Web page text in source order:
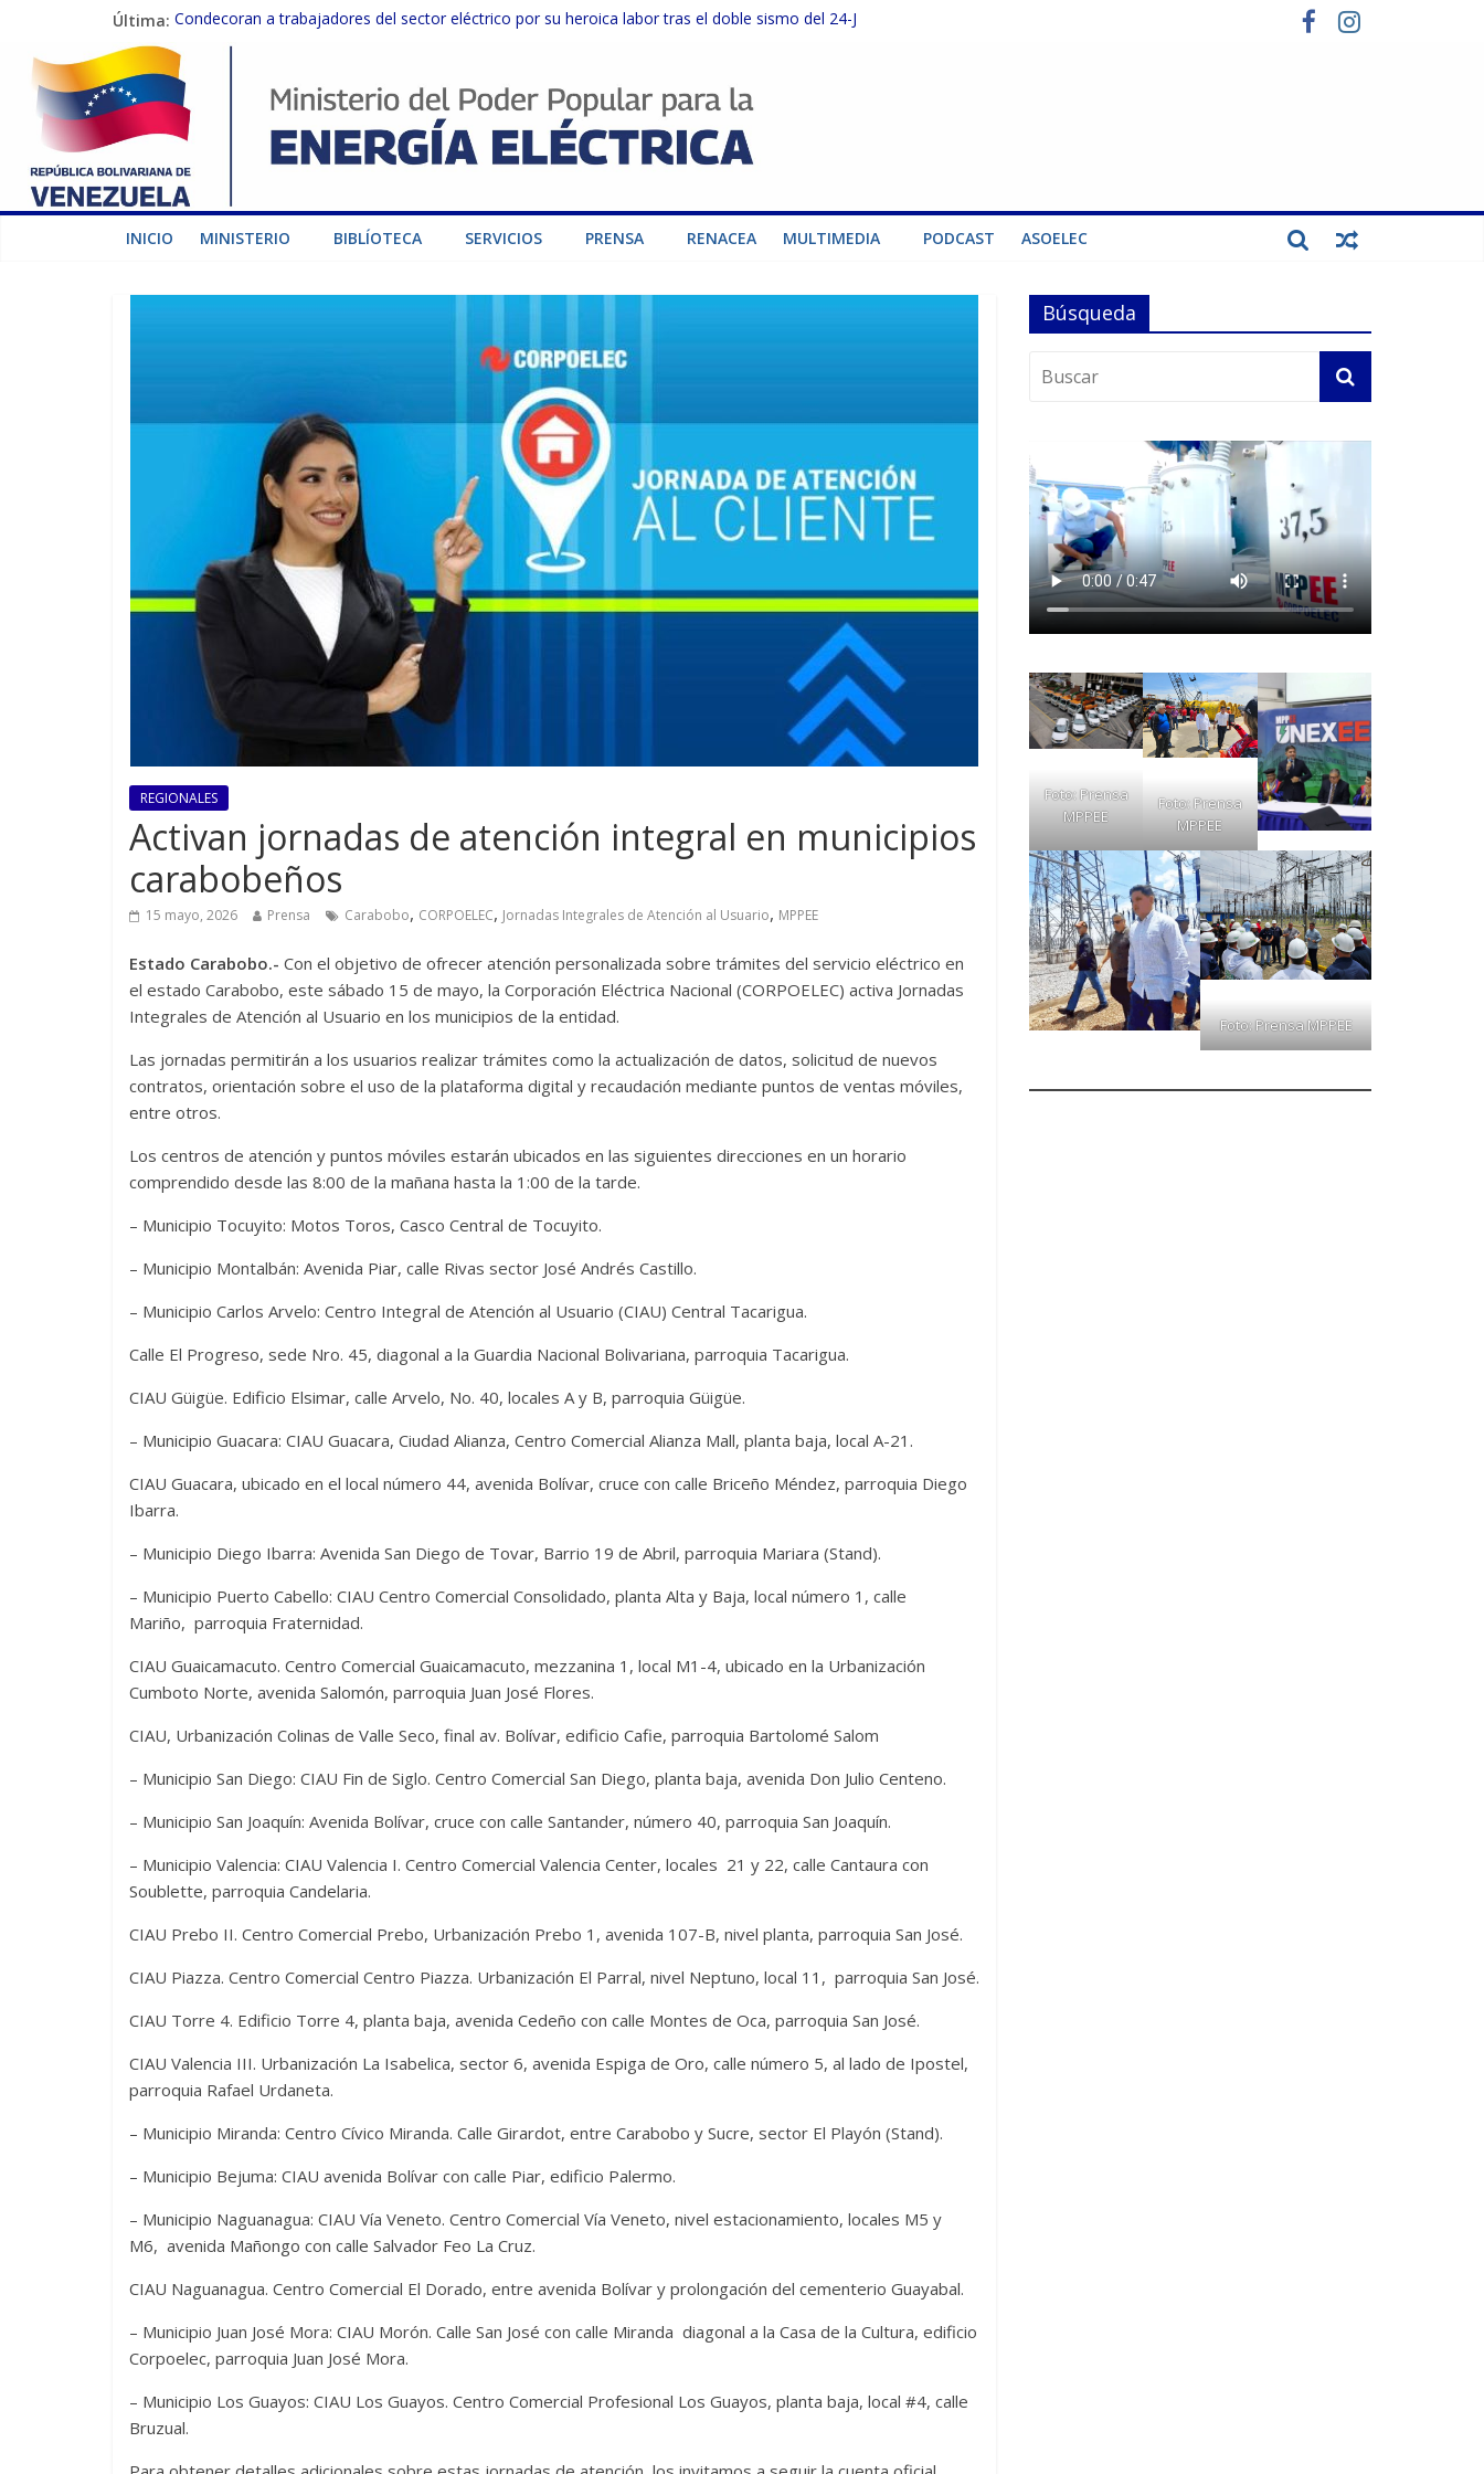
Última: Condecoran a trabajadores del sector eléctrico por su heroica labor tras el doble sismo del 24-J
Gobierno Nacional coordina acciones con el sector privado para fortalecer el SEN ante el «Súper Niño»
Inspeccionan trabajos de rehabilitación en instalaciones del SEN en Carabobo
Gobierno Nacional activa plan preventivo para fortalecer el SEN ante el fenómeno de El Niño
Termocarabobo recupera el 50% de su capacidad de generación para fortalecer el SEN
INICIO MINISTERIO BIBLÍOTECA SERVICIOS PRENSA RENACEA MULTIMEDIA PODCAST ASOELEC
REGIONALES
Activan jornadas de atención integral en municipios
carabobeños
15 mayo, 2026 Prensa Carabobo, CORPOELEC, Jornadas Integrales de Atención al Usuario, MPPEE
Estado Carabobo.- Con el objetivo de ofrecer atención personalizada sobre trámites del servicio eléctrico en
el estado Carabobo, este sábado 15 de mayo, la Corporación Eléctrica Nacional (CORPOELEC) activa Jornadas
Integrales de Atención al Usuario en los municipios de la entidad.
Las jornadas permitirán a los usuarios realizar trámites como la actualización de datos, solicitud de nuevos
contratos, orientación sobre el uso de la plataforma digital y recaudación mediante puntos de ventas móviles,
entre otros.
Los centros de atención y puntos móviles estarán ubicados en las siguientes direcciones en un horario
comprendido desde las 8:00 de la mañana hasta la 1:00 de la tarde.
– Municipio Tocuyito: Motos Toros, Casco Central de Tocuyito.
– Municipio Montalbán: Avenida Piar, calle Rivas sector José Andrés Castillo.
– Municipio Carlos Arvelo: Centro Integral de Atención al Usuario (CIAU) Central Tacarigua.
Calle El Progreso, sede Nro. 45, diagonal a la Guardia Nacional Bolivariana, parroquia Tacarigua.
CIAU Güigüe. Edificio Elsimar, calle Arvelo, No. 40, locales A y B, parroquia Güigüe.
– Municipio Guacara: CIAU Guacara, Ciudad Alianza, Centro Comercial Alianza Mall, planta baja, local A-21.
CIAU Guacara, ubicado en el local número 44, avenida Bolívar, cruce con calle Briceño Méndez, parroquia Diego
Ibarra.
– Municipio Diego Ibarra: Avenida San Diego de Tovar, Barrio 19 de Abril, parroquia Mariara (Stand).
– Municipio Puerto Cabello: CIAU Centro Comercial Consolidado, planta Alta y Baja, local número 1, calle
Mariño, parroquia Fraternidad.
CIAU Guaicamacuto. Centro Comercial Guaicamacuto, mezzanina 1, local M1-4, ubicado en la Urbanización
Cumboto Norte, avenida Salomón, parroquia Juan José Flores.
CIAU, Urbanización Colinas de Valle Seco, final av. Bolívar, edificio Cafie, parroquia Bartolomé Salom
– Municipio San Diego: CIAU Fin de Siglo. Centro Comercial San Diego, planta baja, avenida Don Julio Centeno.
– Municipio San Joaquín: Avenida Bolívar, cruce con calle Santander, número 40, parroquia San Joaquín.
– Municipio Valencia: CIAU Valencia I. Centro Comercial Valencia Center, locales 21 y 22, calle Cantaura con
Soublette, parroquia Candelaria.
CIAU Prebo II. Centro Comercial Prebo, Urbanización Prebo 1, avenida 107-B, nivel planta, parroquia San José.
CIAU Piazza. Centro Comercial Centro Piazza. Urbanización El Parral, nivel Neptuno, local 11, parroquia San José.
CIAU Torre 4. Edificio Torre 4, planta baja, avenida Cedeño con calle Montes de Oca, parroquia San José.
CIAU Valencia III. Urbanización La Isabelica, sector 6, avenida Espiga de Oro, calle número 5, al lado de Ipostel,
parroquia Rafael Urdaneta.
– Municipio Miranda: Centro Cívico Miranda. Calle Girardot, entre Carabobo y Sucre, sector El Playón (Stand).
– Municipio Bejuma: CIAU avenida Bolívar con calle Piar, edificio Palermo.
– Municipio Naguanagua: CIAU Vía Veneto. Centro Comercial Vía Veneto, nivel estacionamiento, locales M5 y
M6, avenida Mañongo con calle Salvador Feo La Cruz.
CIAU Naguanagua. Centro Comercial El Dorado, entre avenida Bolívar y prolongación del cementerio Guayabal.
– Municipio Juan José Mora: CIAU Morón. Calle San José con calle Miranda diagonal a la Casa de la Cultura, edificio
Corpoelec, parroquia Juan José Mora.
– Municipio Los Guayos: CIAU Los Guayos. Centro Comercial Profesional Los Guayos, planta baja, local #4, calle
Bruzual.
Búsqueda
Foto: Prensa
MPPEE
Foto: Prensa
MPPEE
Foto: Prensa MPPEE